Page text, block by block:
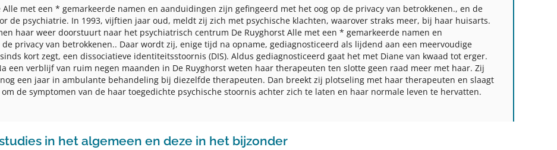
Alle met een * gemarkeerde namen en aanduidingen zijn gefingeerd met het oog op de privacy van betrokkenen., en de
de psychiatrie. In 1993, vijftien jaar oud, meldt zij zich met psychische klachten, waarover straks meer, bij haar huisarts.
haar weer doorstuurt naar het psychiatrisch centrum De Ruyghorst Alle met een * gemarkeerde namen en
privacy van betrokkenen.. Daar wordt zij, enige tijd na opname, gediagnosticeerd als lijdend aan een meervoudige
kort zegt, een dissociatieve identiteitsstoornis (DIS). Aldus gediagnosticeerd gaat het met Diane van kwaad tot erger.
een verblijf van ruim negen maanden in De Ruyghorst weten haar therapeuten ten slotte geen raad meer met haar. Zij
een jaar in ambulante behandeling bij diezelfde therapeuten. Dan breekt zij plotseling met haar therapeuten en slaagt
de symptomen van de haar toegedichte psychische stoornis achter zich te laten en haar normale leven te hervatten.
in het algemeen en deze in het bijzonder